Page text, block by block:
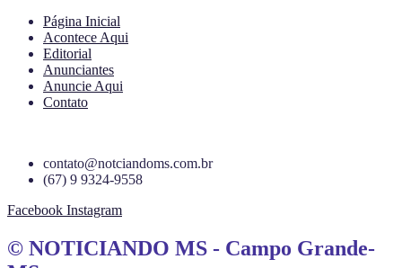
Página Inicial
Acontece Aqui
Editorial
Anunciantes
Anuncie Aqui
Contato
contato@notciandoms.com.br
(67) 9 9324-9558
Facebook Instagram
© NOTICIANDO MS - Campo Grande-